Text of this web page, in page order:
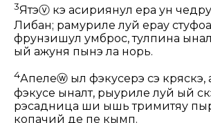
3Ятэⓥ кэ асириянул ера ун
Либан; рамуриле луй ерау
фрунзишул умброс, тулпина
ый ажунӂя пынэ ла норь.
4Апелеⓦ ыл фэкусерэ сэ
фэкусе ыналт, рыуриле луй ый
рэсадница ши ышь тримитяу
копачий де пе кымп.